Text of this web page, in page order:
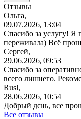
Отзывы
Ольга,
09.07.2026, 13:04
Спасибо за услугу! Я
переживала) Всё
Сергей,
29.06.2026, 09:53
Спасибо за
всего лишнего.
Rusl,
28.06.2026, 10:54
Добрый день, все
Все отзывы